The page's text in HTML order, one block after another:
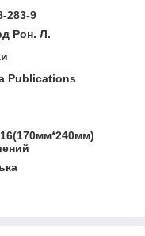
283-9
Рон. Л.
Publications